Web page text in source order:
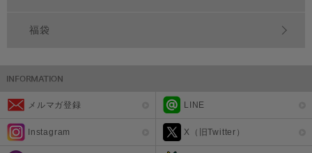
福袋
メルマガ登録 LINE
Instagram X（旧Twitter）